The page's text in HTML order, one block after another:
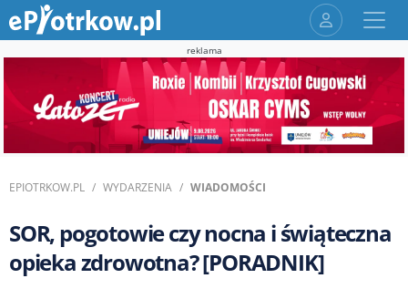
reklama
EPIOTRKOW.PL WYDARZENIA WIADOMOŚCI
SOR, pogotowie czy nocna i świąteczna
opieka zdrowotna? [PORADNIK]